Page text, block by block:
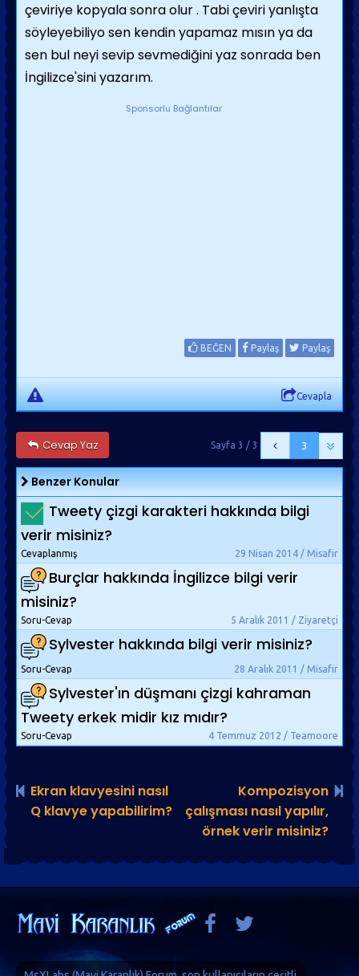
çeviriye kopyala sonra olur . Tabi çeviri yanlışta
söyleyebiliyo sen kendin yapamaz mısın ya da
sen bul neyi sevip sevmediğini yaz sonrada ben
İngilizce'sini yazarım.
Sponsorlu Bağlantılar
BEĞEN Paylaş Paylaş
Cevapla
Cevap Yaz 3
Sayfa 3 / 3
Benzer Konular
Tweety çizgi karakteri hakkında bilgi
verir misiniz?
29 Nisan 2014 / Misafir
Cevaplanmış
Burçlar hakkında İngilizce bilgi verir
misiniz?
5 Aralık 2011 / Ziyaretçi
Soru-Cevap
Sylvester hakkında bilgi verir misiniz?
28 Aralık 2011 / Misafir
Soru-Cevap
Sylvester'ın düşmanı çizgi kahraman
Tweety erkek midir kız mıdır?
4 Temmuz 2012 / Teamoore
Soru-Cevap
Ekran klavyesini nasıl
Q klavye yapabilirim?
Kompozisyon
çalışması nasıl yapılır,
örnek verir misiniz?